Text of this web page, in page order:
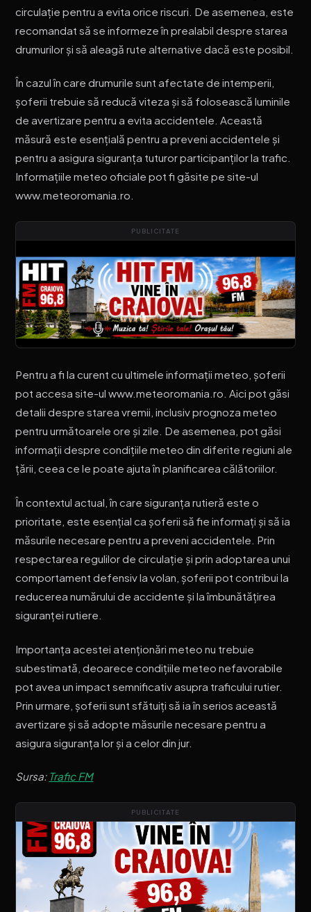
circulație pentru a evita orice riscuri. De asemenea, este
recomandat să se informeze în prealabil despre starea
drumurilor și să aleagă rute alternative dacă este posibil.
În cazul în care drumurile sunt afectate de intemperii,
șoferii trebuie să reducă viteza și să folosească luminile
de avertizare pentru a evita accidentele. Această
măsură este esențială pentru a preveni accidentele și
pentru a asigura siguranța tuturor participanților la trafic.
Informațiile meteo oficiale pot fi găsite pe site-ul
www.meteoromania.ro.
PUBLICITATE
Pentru a fi la curent cu ultimele informații meteo, șoferii
pot accesa site-ul www.meteoromania.ro. Aici pot găsi
detalii despre starea vremii, inclusiv prognoza meteo
pentru următoarele ore și zile. De asemenea, pot găsi
informații despre condițiile meteo din diferite regiuni ale
țării, ceea ce le poate ajuta în planificarea călătoriilor.
În contextul actual, în care siguranța rutieră este o
prioritate, este esențial ca șoferii să fie informați și să ia
măsurile necesare pentru a preveni accidentele. Prin
respectarea regulilor de circulație și prin adoptarea unui
comportament defensiv la volan, șoferii pot contribui la
reducerea numărului de accidente și la îmbunătățirea
siguranței rutiere.
Importanța acestei atenționări meteo nu trebuie
subestimată, deoarece condițiile meteo nefavorabile
pot avea un impact semnificativ asupra traficului rutier.
Prin urmare, șoferii sunt sfătuiți să ia în serios această
avertizare și să adopte măsurile necesare pentru a
asigura siguranța lor și a celor din jur.
Sursa: Trafic FM
PUBLICITATE